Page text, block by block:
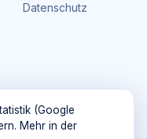
Datenschutz
(Google
Mehr in der